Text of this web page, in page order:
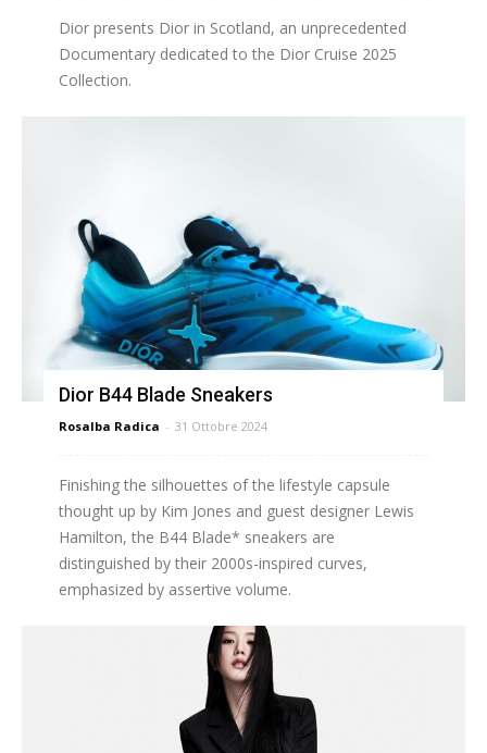
Dior presents Dior in Scotland, an unprecedented
Documentary dedicated to the Dior Cruise 2025
Collection.
Dior B44 Blade Sneakers
Rosalba Radica - 31 Ottobre 2024
Finishing the silhouettes of the lifestyle capsule
thought up by Kim Jones and guest designer Lewis
Hamilton, the B44 Blade* sneakers are
distinguished by their 2000s-inspired curves,
emphasized by assertive volume.